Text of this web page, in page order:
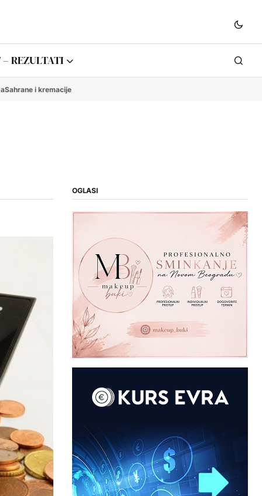
– REZULTATI
Sahrane i kremacije
OGLASI